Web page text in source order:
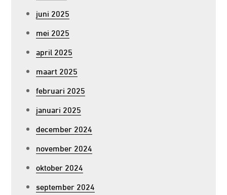
juni 2025
mei 2025
april 2025
maart 2025
februari 2025
januari 2025
december 2024
november 2024
oktober 2024
september 2024